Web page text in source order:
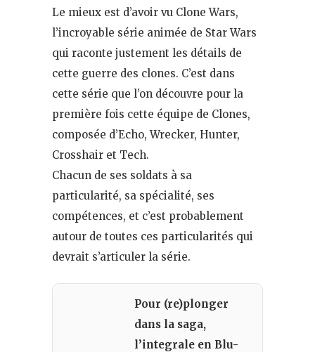
Le mieux est d’avoir vu Clone Wars,
l’incroyable série animée de Star Wars
qui raconte justement les détails de
cette guerre des clones. C’est dans
cette série que l’on découvre pour la
première fois cette équipe de Clones,
composée d’Echo, Wrecker, Hunter,
Crosshair et Tech.
Chacun de ses soldats à sa
particularité, sa spécialité, ses
compétences, et c’est probablement
autour de toutes ces particularités qui
devrait s’articuler la série.
Pour (re)plonger
dans la saga,
l’integrale en Blu-